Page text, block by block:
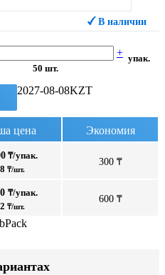
В наличии
+
50 шт.
упак.
2027-08-08KZT
цена Экономия
₸/упак.
₸/шт.
300 ₸
₸/упак.
₸/шт.
600 ₸